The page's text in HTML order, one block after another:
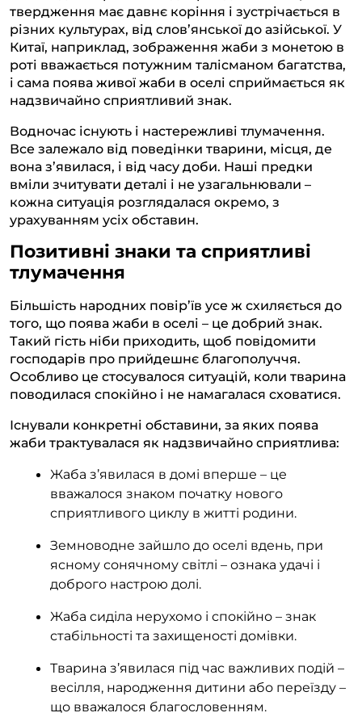
твердження має давнє коріння і зустрічається в
різних культурах, від слов’янської до азійської. У
Китаї, наприклад, зображення жаби з монетою в
роті вважається потужним талісманом багатства,
і сама поява живої жаби в оселі сприймається як
надзвичайно сприятливий знак.
Водночас існують і настережливі тлумачення.
Все залежало від поведінки тварини, місця, де
вона з’явилася, і від часу доби. Наші предки
вміли зчитувати деталі і не узагальнювали –
кожна ситуація розглядалася окремо, з
урахуванням усіх обставин.
Позитивні знаки та сприятливі
тлумачення
Більшість народних повір’їв усе ж схиляється до
того, що поява жаби в оселі – це добрий знак.
Такий гість ніби приходить, щоб повідомити
господарів про прийдешнє благополуччя.
Особливо це стосувалося ситуацій, коли тварина
поводилася спокійно і не намагалася сховатися.
Існували конкретні обставини, за яких поява
жаби трактувалася як надзвичайно сприятлива:
Жаба з’явилася в домі вперше – це
вважалося знаком початку нового
сприятливого циклу в житті родини.
Земноводне зайшло до оселі вдень, при
ясному сонячному світлі – ознака удачі і
доброго настрою долі.
Жаба сиділа нерухомо і спокійно – знак
стабільності та захищеності домівки.
Тварина з’явилася під час важливих подій –
весілля, народження дитини або переїзду –
що вважалося благословенням.